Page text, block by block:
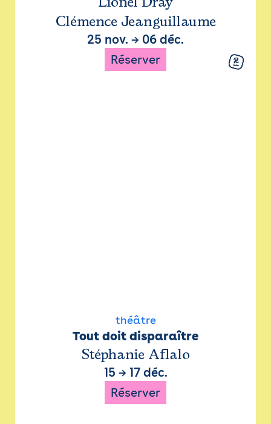
Clémence Jeanguillaume
25 nov. → 06 déc.
Réserver
théâtre
Tout doit disparaître
Stéphanie Aflalo
15 → 17 déc.
Réserver